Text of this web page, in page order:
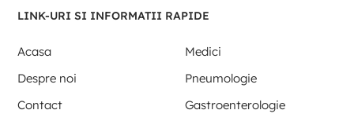
LINK-URI SI INFORMATII RAPIDE
Acasa
Medici
Despre noi
Pneumologie
Contact
Gastroenterologie